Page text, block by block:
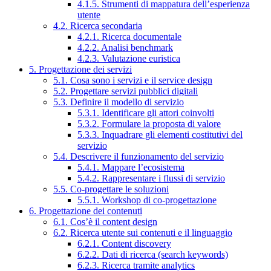
4.1.5. Strumenti di mappatura dell’esperienza
utente
4.2. Ricerca secondaria
4.2.1. Ricerca documentale
4.2.2. Analisi benchmark
4.2.3. Valutazione euristica
5. Progettazione dei servizi
5.1. Cosa sono i servizi e il service design
5.2. Progettare servizi pubblici digitali
5.3. Definire il modello di servizio
5.3.1. Identificare gli attori coinvolti
5.3.2. Formulare la proposta di valore
5.3.3. Inquadrare gli elementi costitutivi del
servizio
5.4. Descrivere il funzionamento del servizio
5.4.1. Mappare l’ecosistema
5.4.2. Rappresentare i flussi di servizio
5.5. Co-progettare le soluzioni
5.5.1. Workshop di co-progettazione
6. Progettazione dei contenuti
6.1. Cos’è il content design
6.2. Ricerca utente sui contenuti e il linguaggio
6.2.1. Content discovery
6.2.2. Dati di ricerca (search keywords)
6.2.3. Ricerca tramite analytics